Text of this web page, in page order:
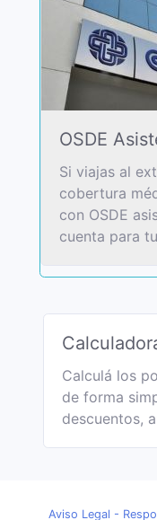
OSDE
Si viajas al
cobertura
con OSDE
cuenta para
Calculá los
de forma
descuentos,
Aviso Legal -